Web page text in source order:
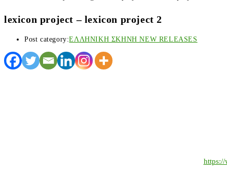
lexicon project – lexicon project 2
Post category:ΕΛΛΗΝΙΚΗ ΣΚΗΝΗ NEW RELEASES